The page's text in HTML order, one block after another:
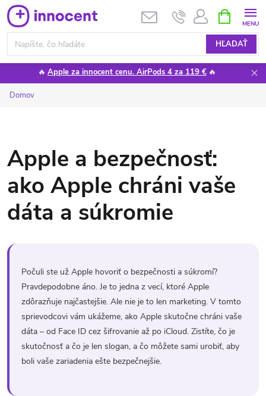
Prejsť
na
obsah
HĽADAŤ
KOŠÍK
🔥 Apple za innocent cenu. AirPods 4 za 119 € 🔥
Domov
Apple a bezpečnosť:
ako Apple chráni vaše
dáta a súkromie
Počuli ste už Apple hovoriť o bezpečnosti a súkromí?
Pravdepodobne áno. Je to jedna z vecí, ktoré Apple
zdôrazňuje najčastejšie. Ale nie je to len marketing. V tomto
sprievodcovi vám ukážeme, ako Apple skutočne chráni vaše
dáta – od Face ID cez šifrovanie až po iCloud. Zistíte, čo je
skutočnosť a čo je len slogan, a čo môžete sami urobiť, aby
boli vaše zariadenia ešte bezpečnejšie.